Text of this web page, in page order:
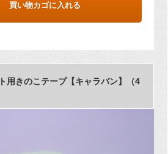
買い物カゴに入れる
用きのこテープ【キャラバン】（4